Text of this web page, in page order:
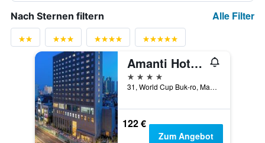
Nach Sternen filtern Alle Filter
Amanti Hotel Seoul Hongdae
4 Sterne
31, World Cup Buk-ro, Mapo-gu, Seoul, Südkorea
122 €
Zum Angebot